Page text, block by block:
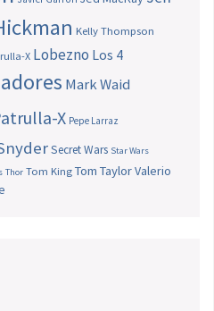
Kelly Thompson
X Lobezno Los 4
Mark Waid
X Pepe Larraz
Secret Wars Star Wars
Thor Tom King Tom TaylorValerio